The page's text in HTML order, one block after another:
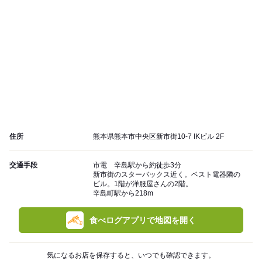
住所 熊本県熊本市中央区新市街10-7 IKビル 2F
交通手段
市電 辛島駅から約徒歩3分
新市街のスターバックス近く。ベスト電器隣の
ビル。1階が洋服屋さんの2階。
辛島町駅から218m
食べログアプリで地図を開く
気になるお店を保存すると、いつでも確認できます。